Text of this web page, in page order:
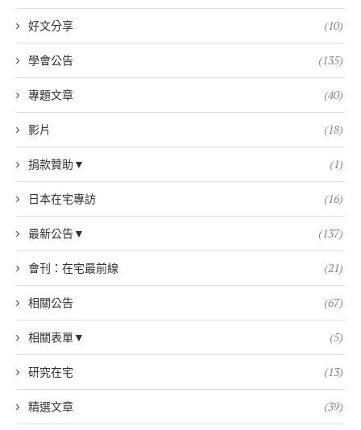
好文分享 (10)
學會公告 (135)
專題文章 (40)
影片 (18)
捐款贊助▼ (1)
日本在宅專訪 (16)
最新公告▼ (137)
會刊：在宅最前線 (21)
相關公告 (67)
相關表單▼ (5)
研究在宅 (13)
精選文章 (39)